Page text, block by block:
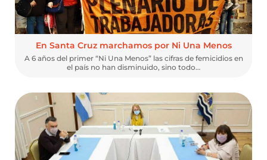
En Santa Cruz marchamos por Ni Una Menos
A 6 años del primer “Ni Una Menos” las cifras de femicidios en
el país no han disminuido, sino todo…